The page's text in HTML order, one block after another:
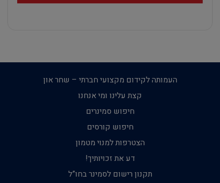
העמותה לקידום מקצועי חברתי – שחר און
קצת עלינו ומי אנחנו
חיפוש סמינרים
חיפוש קורסים
הצטרפות למנוי מטמון
דע את זכויותיך!
תקנון רישום לסמינר בחו”ל